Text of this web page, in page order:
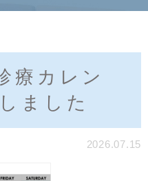
療カレン
ました
2026.07.15